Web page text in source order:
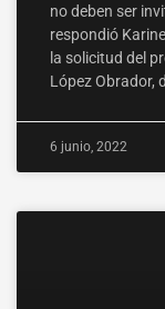
no deben ser
respondió
la solicitud del
López Obrador,
6 junio, 2022